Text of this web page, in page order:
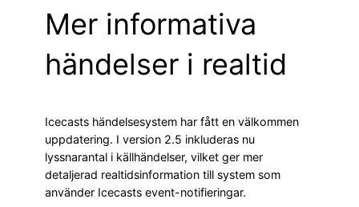
Mer informativa
händelser i realtid
Icecasts händelsesystem har fått en välkommen
uppdatering. I version 2.5 inkluderas nu
lyssnarantal i källhändelser, vilket ger mer
detaljerad realtidsinformation till system som
använder Icecasts event-notifieringar.